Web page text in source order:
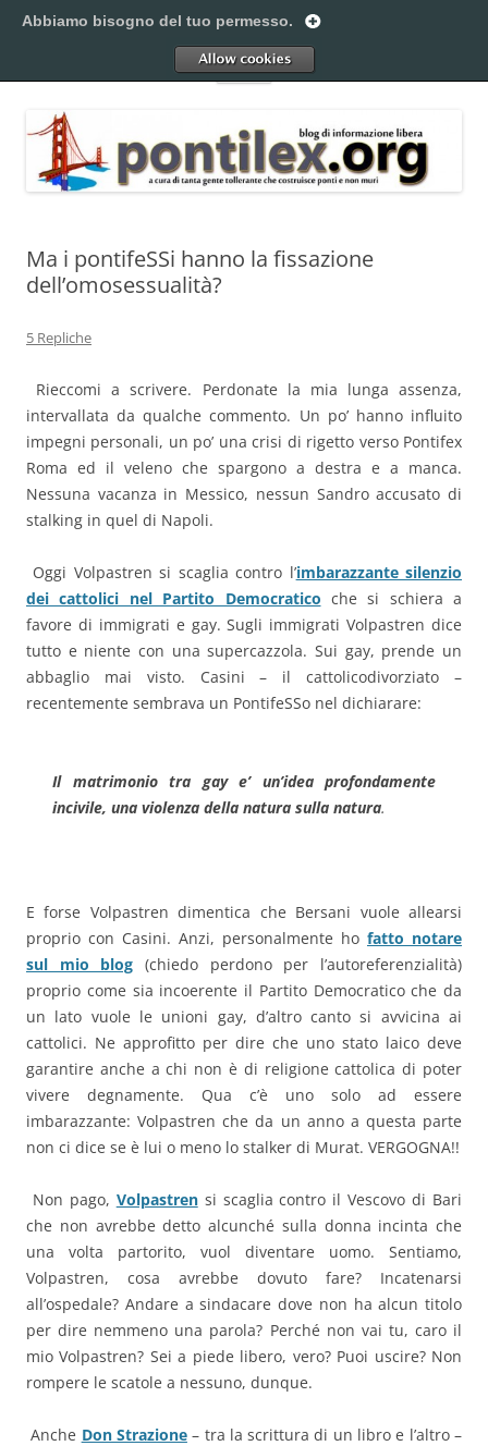
al
Pontilex
Menu
Ma i pontifeSSi hanno la fissazione
dell’omosessualità?
5 Repliche
Rieccomi a scrivere. Perdonate la mia lunga assenza,
intervallata da qualche commento. Un po’ hanno influito
impegni personali, un po’ una crisi di rigetto verso Pontifex
Roma ed il veleno che spargono a destra e a manca.
Nessuna vacanza in Messico, nessun Sandro accusato di
stalking in quel di Napoli.
Oggi Volpastren si scaglia contro l’imbarazzante silenzio
dei cattolici nel Partito Democratico che si schiera a
favore di immigrati e gay. Sugli immigrati Volpastren dice
tutto e niente con una supercazzola. Sui gay, prende un
abbaglio mai visto. Casini – il cattolicodivorziato –
recentemente sembrava un PontifeSSo nel dichiarare:
Il matrimonio tra gay e’ un’idea profondamente
incivile, una violenza della natura sulla natura.
E forse Volpastren dimentica che Bersani vuole allearsi
proprio con Casini. Anzi, personalmente ho fatto notare
sul mio blog (chiedo perdono per l’autoreferenzialità)
proprio come sia incoerente il Partito Democratico che da
un lato vuole le unioni gay, d’altro canto si avvicina ai
cattolici. Ne approfitto per dire che uno stato laico deve
garantire anche a chi non è di religione cattolica di poter
vivere degnamente. Qua c’è uno solo ad essere
imbarazzante: Volpastren che da un anno a questa parte
non ci dice se è lui o meno lo stalker di Murat. VERGOGNA!!
Non pago, Volpastrensi scaglia contro il Vescovo di Bari
che non avrebbe detto alcunché sulla donna incinta che
una volta partorito, vuol diventare uomo. Sentiamo,
Volpastren, cosa avrebbe dovuto fare? Incatenarsi
all’ospedale? Andare a sindacare dove non ha alcun titolo
per dire nemmeno una parola? Perché non vai tu, caro il
mio Volpastren? Sei a piede libero, vero? Puoi uscire? Non
rompere le scatole a nessuno, dunque.
Anche Don Strazione– tra la scrittura di un libro e l’altro –
Abbiamo bisogno del tuo permesso.